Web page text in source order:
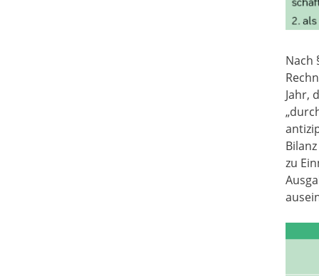
Nach
Jahr,
zu